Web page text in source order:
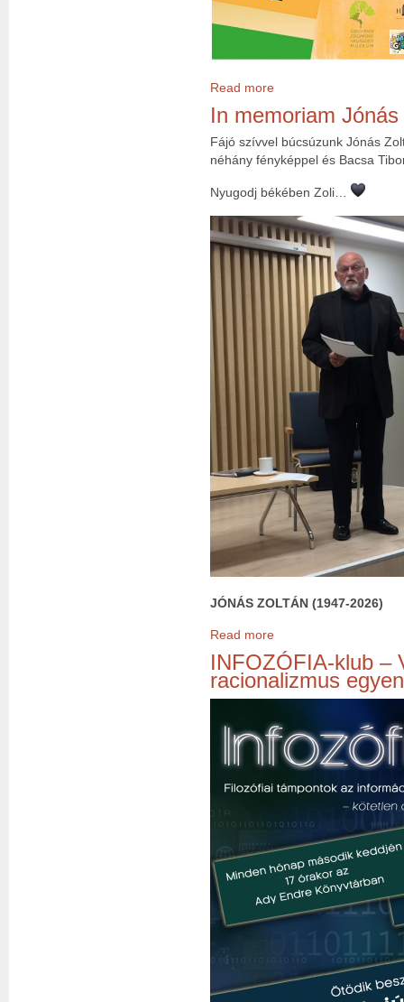
Read more
In memoriam
Fájó szívvel búcsúzunk Jónás
néhány fényképpel és Bacsa
Nyugodj békében Zoli…
JÓNÁS ZOLTÁN (1947-2026)
Read more
INFOZÓFIA-klub –
racionalizmus